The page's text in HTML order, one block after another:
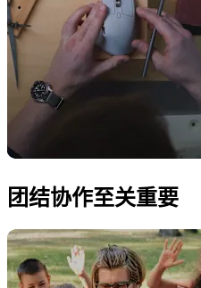
团结协作至关重要